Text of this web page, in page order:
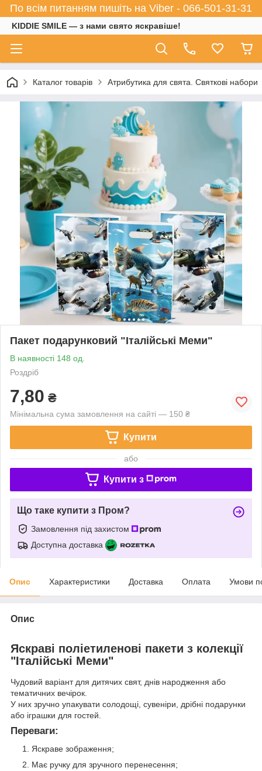
По всім питанням пишіть на Viber - 066-501-31-31
KIDDIE SMILE — з нами свято яскравіше!
Каталог товарів Атрибутика для свята. Святкові набори
Пакет подарунковий "Італійські Меми"
В наявності 148 од.
Роздріб
7,80 ₴
Мінімальна сума замовлення на сайті — 150 ₴
Купити
або
Купити з
Що таке купити з Пром?
Замовлення під захистом
Доступна доставка
Опис Характеристики Доставка Оплата Умови
Опис
Яскраві поліетиленові пакети з колекції
"Італійські Меми"
Чудовий варіант для дитячих свят, днів народження або
тематичних вечірок.
У них зручно упакувати солодощі, сувеніри, дрібні подарунки
або іграшки для гостей.
Переваги:
Яскраве зображення;
Має ручку для зручного перенесення;